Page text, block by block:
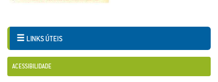
LINKS ÚTEIS
ACESSIBILIDADE